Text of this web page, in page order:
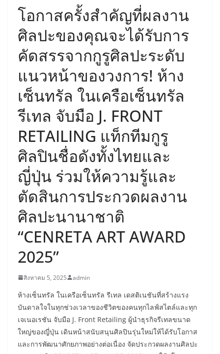
โอกาสครั้งสำคัญที่ผลงาน
ศิลปะของคุณจะได้รับการ
คัดสรรจากกูรูศิลปะระดับ
แนวหน้าของวงการ! ห้าง
เซ็นทรัล ในเครือเซ็นทรัล
รีเทล จับมือ J. FRONT
RETAILING แท็กทีมกูรู
ศิลปินชื่อดังทั้งไทยและ
ญี่ปุ่น ร่วมให้ความรู้และ
ตัดสินการประกวดผลงาน
ศิลปะนานาชาติ
“CENRETA ART AWARD
2025”
สิงหาคม 5, 2025 admin
ห้างเซ็นทรัล ในเครือเซ็นทรัล รีเทล เดสติเนชันที่สร้างแรง
บันดาลใจในทุกช่วงเวลาของชีวิตของคนทุกไลฟ์สไตล์และทุก
เจเนอเรชัน จับมือ J. Front Retailing ผู้นำธุรกิจรีเทลขนาด
ใหญ่ของญี่ปุ่น เดินหน้าสนับสนุนศิลปินรุ่นใหม่ให้ได้รับโอกาส
และการพัฒนาศักยภาพอย่างต่อเนื่อง จัดประกวดผลงานศิลปะ